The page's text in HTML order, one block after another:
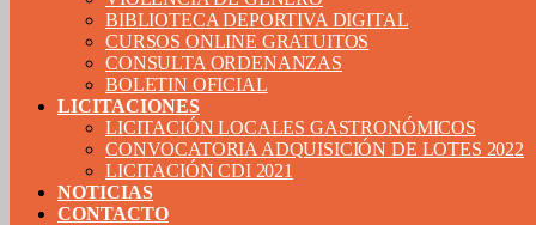
BIBLIOTECA DEPORTIVA DIGITAL
CURSOS ONLINE GRATUITOS
CONSULTA ORDENANZAS
BOLETIN OFICIAL
LICITACIONES
LICITACIÓN LOCALES GASTRONÓMICOS
CONVOCATORIA ADQUISICIÓN DE LOTES 2022
LICITACIÓN CDI 2021
NOTICIAS
CONTACTO